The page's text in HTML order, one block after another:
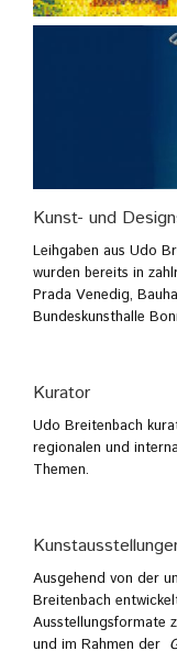
Kunst- und
Leihgaben aus Udo
wurden bereits in
Prada Venedig,
Bundeskunsthalle
Kurator
Udo Breitenbach
regionalen und
Themen.
Ausgehend von der
Breitenbach
Ausstellungsformate
und im Rahmen der